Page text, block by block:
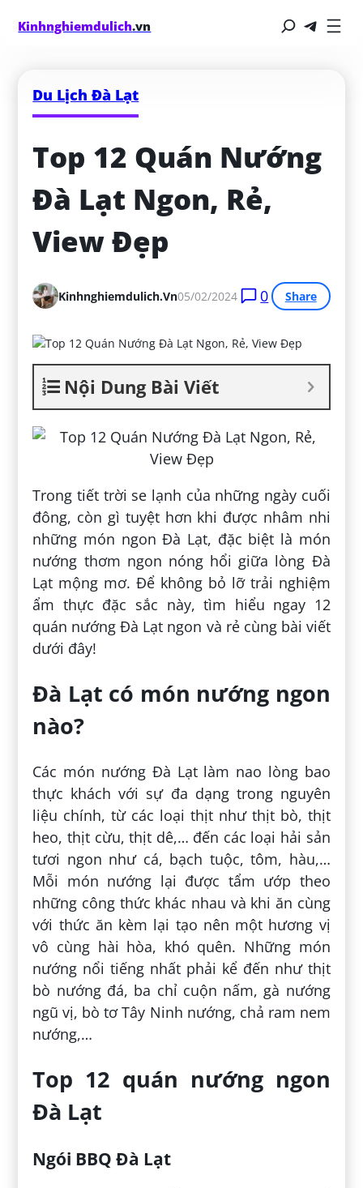
Kinhnghiemdulich.vn
Du Lịch Đà Lạt
Top 12 Quán Nướng
Đà Lạt Ngon, Rẻ,
View Đẹp
Kinhnghiemdulich.vn05/02/2024 0 Share
Nội Dung Bài Viết
Trong tiết trời se lạnh của những ngày cuối
đông, còn gì tuyệt hơn khi được nhâm nhi
những món ngon Đà Lạt, đặc biệt là món
nướng thơm ngon nóng hổi giữa lòng Đà
Lạt mộng mơ. Để không bỏ lỡ trải nghiệm
ẩm thực đặc sắc này, tìm hiểu ngay 12
quán nướng Đà Lạt ngon và rẻ cùng bài viết
dưới đây!
Đà Lạt có món nướng ngon
nào?
Các món nướng Đà Lạt làm nao lòng bao
thực khách với sự đa dạng trong nguyên
liệu chính, từ các loại thịt như thịt bò, thịt
heo, thịt cừu, thịt dê,… đến các loại hải sản
tươi ngon như cá, bạch tuộc, tôm, hàu,…
Mỗi món nướng lại được tẩm ướp theo
những công thức khác nhau và khi ăn cùng
với thức ăn kèm lại tạo nên một hương vị
vô cùng hài hòa, khó quên. Những món
nướng nổi tiếng nhất phải kể đến như thịt
bò nướng đá, ba chỉ cuộn nấm, gà nướng
ngũ vị, bò tơ Tây Ninh nướng, chả ram nem
nướng,…
Top 12 quán nướng ngon
Đà Lạt
Ngói BBQ Đà Lạt